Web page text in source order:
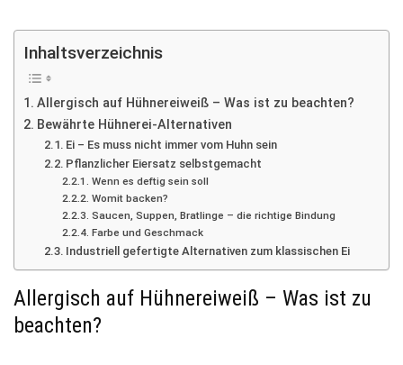
Inhaltsverzeichnis
Allergisch auf Hühnereiweiß – Was ist zu beachten?
Bewährte Hühnerei-Alternativen
Ei – Es muss nicht immer vom Huhn sein
Pflanzlicher Eiersatz selbstgemacht
Wenn es deftig sein soll
Womit backen?
Saucen, Suppen, Bratlinge – die richtige Bindung
Farbe und Geschmack
Industriell gefertigte Alternativen zum klassischen Ei
Allergisch auf Hühnereiweiß – Was ist zu
beachten?